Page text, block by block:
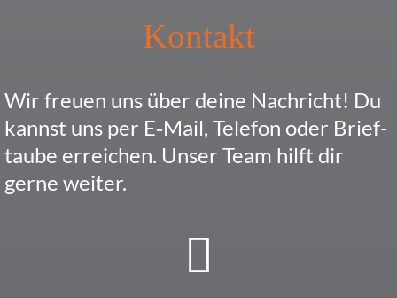
Kontakt
Wir freuen uns über deine Nach­richt! Du
kannst uns per E‑Mail, Telefon oder Brief­
taube errei­chen. Unser Team hilft dir
gerne weiter.